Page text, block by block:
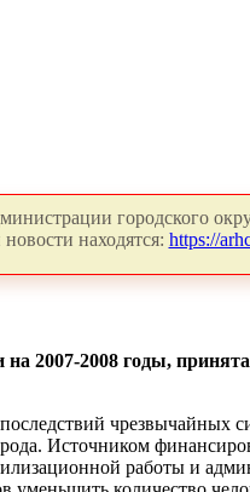
городского
находятся: https://
2007-2008 годы,
чрезвычайных
Источником
работы и